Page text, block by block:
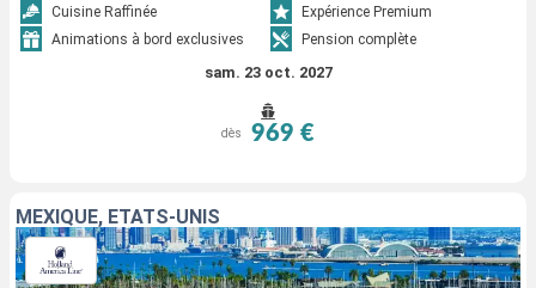
Cuisine Raffinée
Expérience Premium
Animations à bord exclusives
Pension complète
sam. 23 oct. 2027
dès 969 €
MEXIQUE, ÉTATS-UNIS